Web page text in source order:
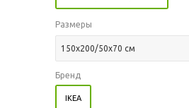
Размеры
150x200/50x70 см
Бренд
IKEA